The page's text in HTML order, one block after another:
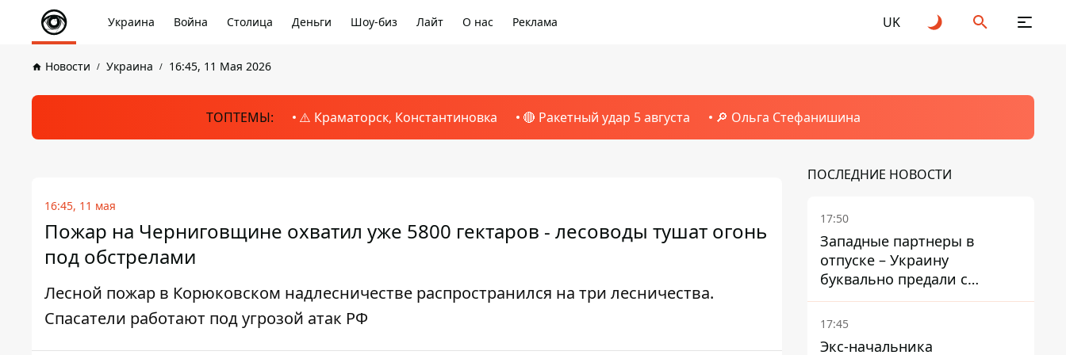
Украина Война Столица Деньги Шоу-биз Лайт О нас Реклама UK
Новости Украина 16:45, 11 Мая 2026
ТОПТЕМЫ: ⚠️ Краматорск, Константиновка 🔴 Ракетный удар 5 августа 🔎 Ольга Стефанишина
16:45, 11 мая
Пожар на Черниговщине охватил уже 5800 гектаров - лесоводы тушат огонь
под обстрелами
Лесной пожар в Корюковском надлесничестве распространился на три лесничества.
Спасатели работают под угрозой атак РФ
ПОСЛЕДНИЕ НОВОСТИ
17:50
Западные партнеры в
отпуске – Украину
буквально предали с
ракетами к Patriot – эксперт
Мусиенко
17:45
Экс-начальника